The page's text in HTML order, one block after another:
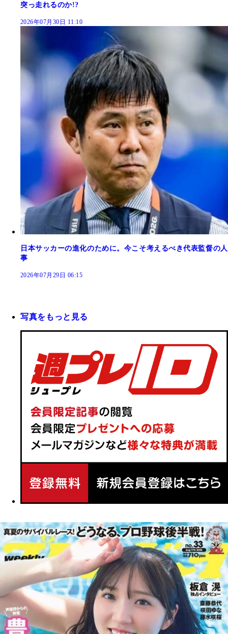
突っ走れるのか!?
2026年07月30日 11:10
日本サッカーの進化のために。今こそ考えるべき代表監督の人
事
2026年07月29日 06:15
写真をもっと見る